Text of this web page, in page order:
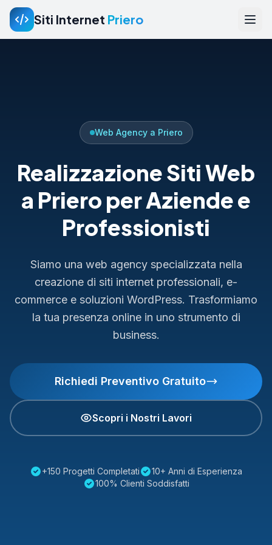
Siti Internet Priero
Web Agency a Priero
Realizzazione Siti Web
a Priero per Aziende e
Professionisti
Siamo una web agency specializzata nella
creazione di siti internet professionali, e-
commerce e soluzioni WordPress. Trasformiamo
la tua presenza online in uno strumento di
business.
Richiedi Preventivo Gratuito
Scopri i Nostri Lavori
+150 Progetti Completati
10+ Anni di Esperienza
100% Clienti Soddisfatti